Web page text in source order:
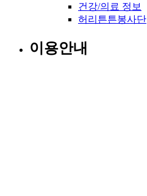
건강/의료 정보
허리튼튼봉사단
이용안내